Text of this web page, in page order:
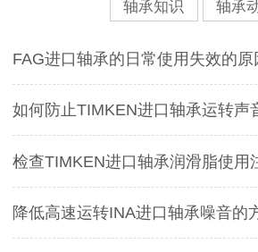
轴承知识 轴承
降低高速运转INA进口轴承噪音的